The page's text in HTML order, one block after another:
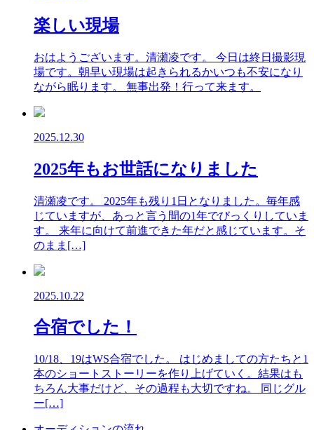
楽しい現場
おはようございます。清瀬凌です。 今日は終日撮影現
場です。朝早い現場は起きられるかいつも不安になり
ながら眠ります。 無事出発！行って来ます。
2025.12.30
2025年もお世話になりました
清瀬凌です。 2025年も残り1日となりました。毎年感
じていますが、あっと言う間の1年でびっくりしていま
す。 来年に向けて前進できた年だと感じています。そ
のまま[…]
2025.10.22
合宿でした！
10/18、19はWS合宿でした。 はじめましての方たちと1
本のショートストーリーを作り上げていく。結果はも
ちろん大事だけど、その過程も大切ですね。 同じグル
ー[…]